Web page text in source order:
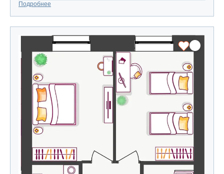
Подробнее